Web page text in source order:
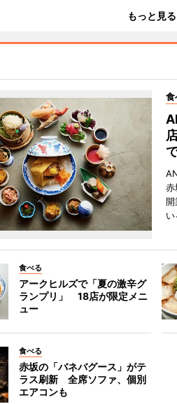
もっと見る
食
赤
開
い
食べる
アークヒルズで「夏の激辛グ
ランプリ」 18店が限定メニ
ュー
食べる
赤坂の「バネバグース」がテ
ラス刷新 全席ソファ、個別
エアコンも